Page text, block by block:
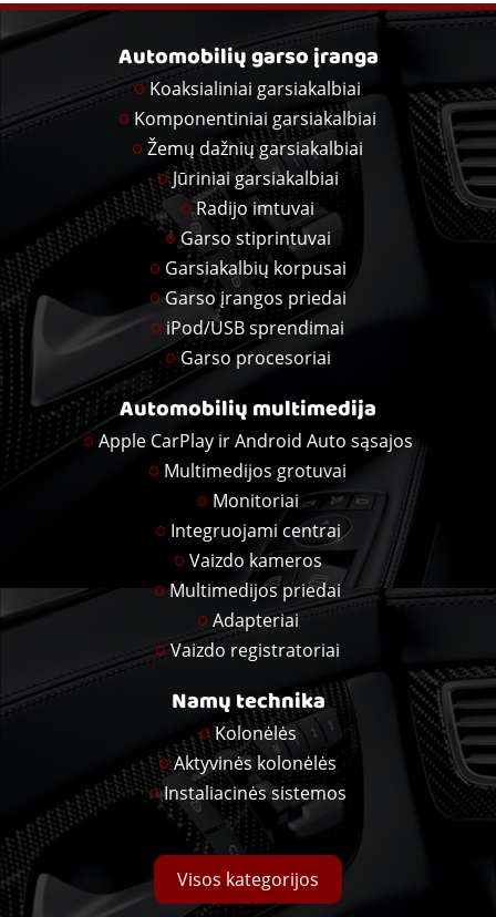
Automobilių garso įranga
Koaksialiniai garsiakalbiai
Komponentiniai garsiakalbiai
Žemų dažnių garsiakalbiai
Jūriniai garsiakalbiai
Radijo imtuvai
Garso stiprintuvai
Garsiakalbių korpusai
Garso įrangos priedai
iPod/USB sprendimai
Garso procesoriai
Automobilių multimedija
Apple CarPlay ir Android Auto sąsajos
Multimedijos grotuvai
Monitoriai
Integruojami centrai
Vaizdo kameros
Multimedijos priedai
Adapteriai
Vaizdo registratoriai
Namų technika
Kolonėlės
Aktyvinės kolonėlės
Instaliacinės sistemos
Visos kategorijos